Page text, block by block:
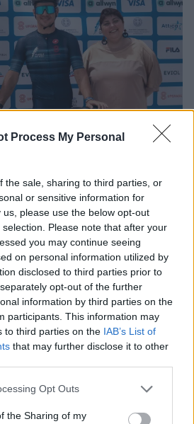
Process My Personal
the sale, sharing to third parties, or
or sensitive information for
please use the below opt-out
Please note that after your
you may continue seeing
on personal information utilized by
disclosed to third parties prior to
opt-out of the further
information by third parties on the
participants. This information may
to third parties on the IAB’s List of
that may further disclose it to other
app uses one or more Google
usage behaviour. You may click to
Opt Outs
the Sharing of my